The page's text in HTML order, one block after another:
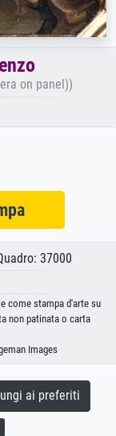
on panel))
37000
come stampa d'arte su
non patinata o carta
Images
ai preferiti